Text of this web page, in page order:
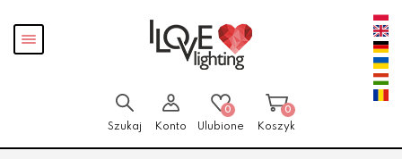
Pokaż
menu
Szukaj Konto
0
Ulubione
0
Koszyk